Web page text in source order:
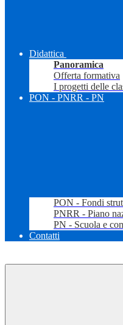
Didattica
Panoramica
Offerta formativa
I progetti delle
PON - PNRR - PN
PON - Fondi
PNRR - Piano
PN - Scuola e
Contatti